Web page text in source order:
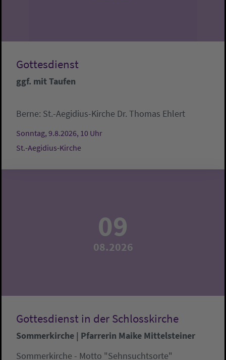
Gottesdienst
ggf. mit Taufen
Berne: St.-Aegidius-Kirche Dr. Thomas Ehlert
Sonntag, 9.8.2026, 10 Uhr
St.-Aegidius-Kirche
09
08.2026
Gottesdienst in der Schlosskirche
Sommerkirche | Pfarrerin Maike Mittelsteiner
Sommerkirche - Motto "Sehnsuchtsorte"